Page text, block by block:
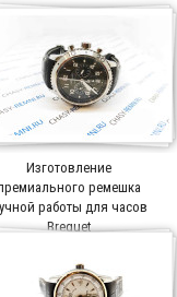
Изготовление
ремешка
работы для часов
Breguet